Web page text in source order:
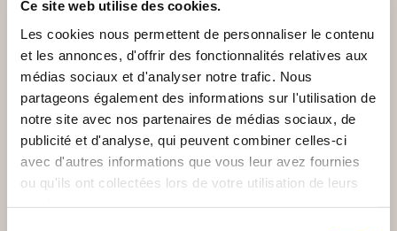
Ce site web utilise des cookies.
Les cookies nous permettent de personnaliser le contenu
et les annonces, d'offrir des fonctionnalités relatives aux
médias sociaux et d'analyser notre trafic. Nous
partageons également des informations sur l'utilisation de
notre site avec nos partenaires de médias sociaux, de
publicité et d'analyse, qui peuvent combiner celles-ci
avec d'autres informations que vous leur avez fournies
ou qu'ils ont collectées lors de votre utilisation de leurs